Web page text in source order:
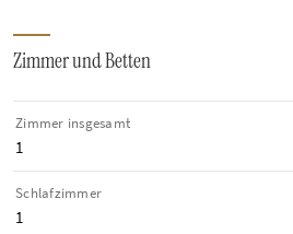
Zimmer und Betten
Zimmer insgesamt
1
Schlafzimmer
1